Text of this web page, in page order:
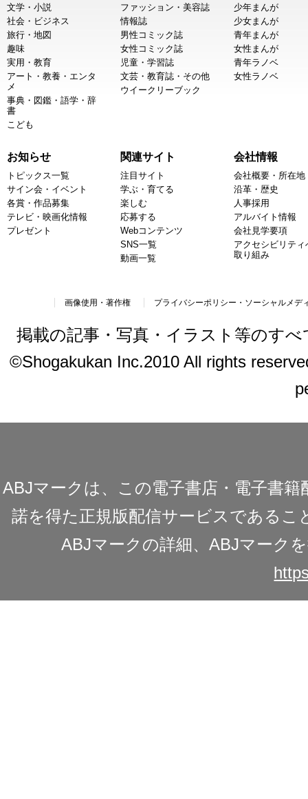
文学・小説
社会・ビジネス
旅行・地図
趣味
実用・教育
アート・教養・エンタ
メ
事典・図鑑・語学・辞
書
こども
ファッション・美容誌
情報誌
男性コミック誌
女性コミック誌
児童・学習誌
文芸・教育誌・その他
ウイークリーブック
少年まんが
少女まんが
青年まんが
女性まんが
青年ラノベ
女性ラノベ
お知らせ
トピックス一覧
サイン会・イベント
各賞・作品募集
テレビ・映画化情報
プレゼント
関連サイト
注目サイト
学ぶ・育てる
楽しむ
応募する
Webコンテンツ
SNS一覧
動画一覧
会社情報
会社概要・所在地
沿革・歴史
人事採用
アルバイト情報
会社見学要項
アクセシビリティ
取り組み
画像使用・著作権 プライバシーポリシー・ソーシャルメデ
掲載の記事・写真・イラスト等のす
©Shogakukan Inc.2010 All rights
ABJマークは、この電子書店・電子書
諾を得た正規版配信サービスであるこ
ABJマークの詳細、ABJマーク